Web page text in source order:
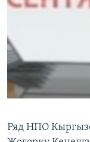
TÜRKMENÇE
Ряд НПО